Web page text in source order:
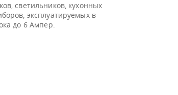
светильников, кухонных
эксплуатируемых в
до 6 Ампер.